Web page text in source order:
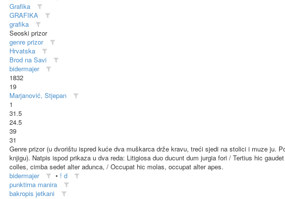
Grafika
GRAFIKA
grafika
Seoski prizor
genre prizor
Hrvatska
Brod na Savi
bidermajer
1832
19
Marjanović, Stjepan
1
31.5
24.5
39
31
Genre prizor (u dvorištu ispred kuće dva muškarca drže kravu, treći sjedi na stolici i muze ju.
knjigu). Natpis ispod prikaza u dva reda: Litigiosa duo ducunt dum jurgia fori / Tertius hic
colles, cimba sedet alter adunca, / Occupat hic molas, occupat alter apes.
bidermajer • ! d
punktirna manira
bakropis jetkani